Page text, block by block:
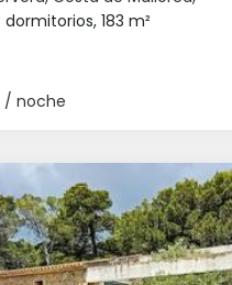
dormitorios, 183 m²
/ noche